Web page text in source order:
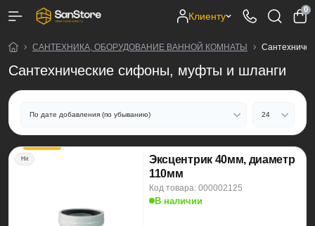
Клиенту
0
САНТЕХНИКА, ОБОРУДОВАНИЕ ВАННОЙ КОМНАТЫ
Сантехнические сифоны, муфты и шланги
Hit
Эксцентрик 40мм, диаметр
110мм
Код товара: 000002125
В наличии